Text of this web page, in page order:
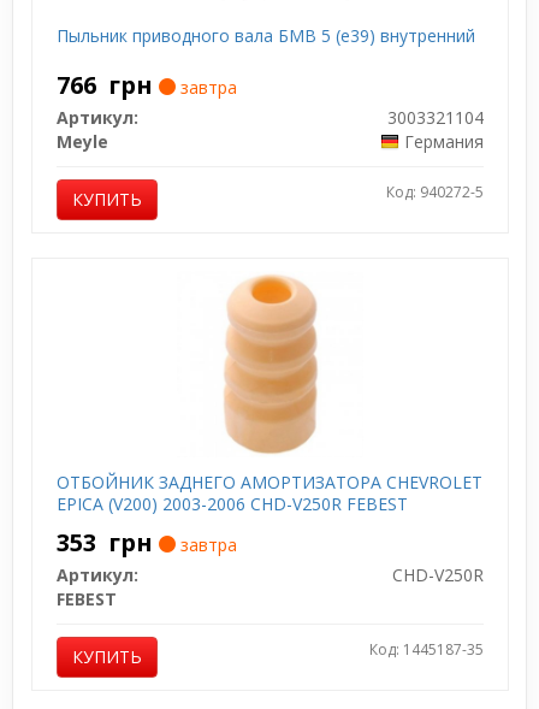
Пыльник приводного вала БМВ 5 (е39) внутренний
766 грн
завтра
Артикул:
3003321104
Meyle
Германия
КУПИТЬ Код: 940272-5
ОТБОЙНИК ЗАДНЕГО АМОРТИЗАТОРА CHEVROLET
EPICA (V200) 2003-2006 CHD-V250R FEBEST
353 грн
завтра
Артикул:
CHD-V250R
FEBEST
КУПИТЬ Код: 1445187-35